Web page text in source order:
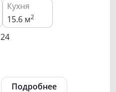
Кухня
15.6 м2
24
Подробнее